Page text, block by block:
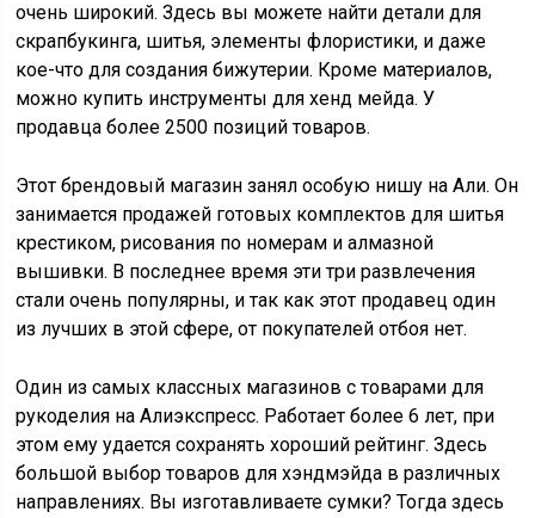
очень широкий. Здесь вы можете найти детали для
скрапбукинга, шитья, элементы флористики, и даже
кое-что для создания бижутерии. Кроме материалов,
можно купить инструменты для хенд мейда. У
продавца более 2500 позиций товаров.
Этот брендовый магазин занял особую нишу на Али. Он
занимается продажей готовых комплектов для шитья
крестиком, рисования по номерам и алмазной
вышивки. В последнее время эти три развлечения
стали очень популярны, и так как этот продавец один
из лучших в этой сфере, от покупателей отбоя нет.
Один из самых классных магазинов с товарами для
рукоделия на Алиэкспресс. Работает более 6 лет, при
этом ему удается сохранять хороший рейтинг. Здесь
большой выбор товаров для хэндмэйда в различных
направлениях. Вы изготавливаете сумки? Тогда здесь